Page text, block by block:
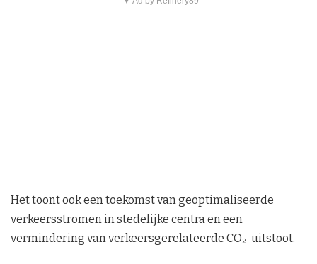
Het toont ook een toekomst van geoptimaliseerde
verkeersstromen in stedelijke centra en een
vermindering van verkeersgerelateerde CO₂-uitstoot.